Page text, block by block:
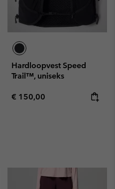
Hardloopvest Speed
Trail™, uniseks
Regular price:
€ 150,00